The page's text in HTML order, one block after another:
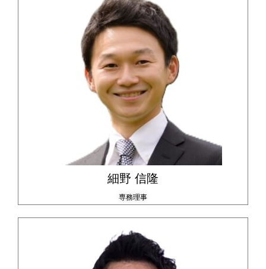
細野 信隆
専務理事